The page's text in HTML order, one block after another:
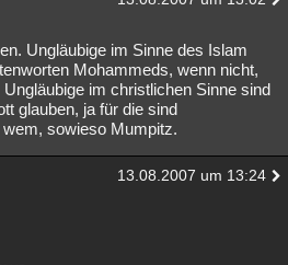
Ungläubige im Sinne des Islam
Mohammeds, wenn nicht,
im christlichen Sinne sind
glauben, ja für die sind
sowieso Mumpitz.
13.08.2007 um 13:24